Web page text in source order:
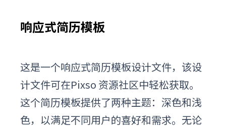
响应式简历模板
这是一个响应式简历模板设计文件，该设
计文件可在Pixso 资源社区中轻松获取。
这个简历模板提供了两种主题：深色和浅
色，以满足不同用户的喜好和需求。无论